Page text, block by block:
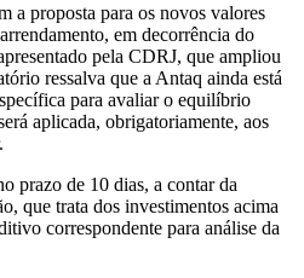
a proposta para os novos valores
em decorrência do
pela CDRJ, que ampliou
ressalva que a Antaq ainda está
para avaliar o equilíbrio
aplicada, obrigatoriamente, aos
prazo de 10 dias, a contar da
que trata dos investimentos acima
correspondente para análise da